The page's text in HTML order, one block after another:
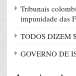
Tribunais
impunidade das
TODOS DIZEM
GOVERNO DE